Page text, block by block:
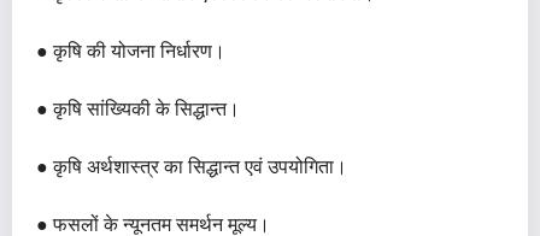
● कृषि की योजना निर्धारण।
● कृषि सांख्यिकी के सिद्धान्त।
● कृषि अर्थशास्त्र का सिद्धान्त एवं उपयोगिता।
● फसलों के न्यूनतम समर्थन मूल्य।